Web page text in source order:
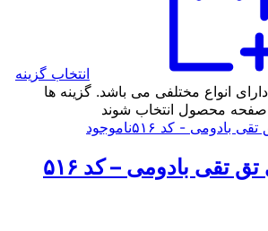
انتخاب گزینه
انواع مختلفی می باشد. گزینه ها
محصول انتخاب شوند
ناموجود
تقی بادومی – کد ۵۱۶